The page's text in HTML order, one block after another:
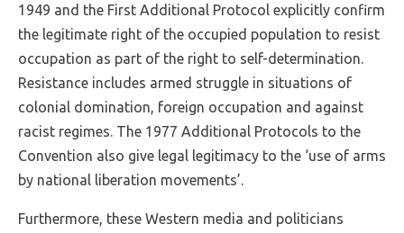
1949 and the First Additional Protocol explicitly confirm
the legitimate right of the occupied population to resist
occupation as part of the right to self-determination.
Resistance includes armed struggle in situations of
colonial domination, foreign occupation and against
racist regimes. The 1977 Additional Protocols to the
Convention also give legal legitimacy to the ‘use of arms
by national liberation movements’.
Furthermore, these Western media and politicians